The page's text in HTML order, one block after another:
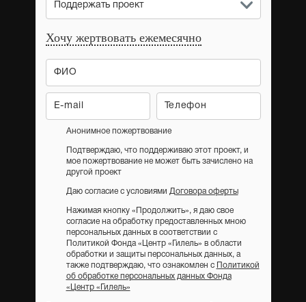
Поддержать проект
Хочу жертвовать ежемесячно
Анонимное пожертвование
Подтверждаю, что поддерживаю этот проект, и
мое пожертвование не может быть зачислено на
другой проект
Даю согласие с условиями Договора оферты
Нажимая кнопку «Продолжить», я даю свое
согласие на обработку предоставленных мною
персональных данных в соответствии с
Политикой Фонда «Центр «Гилель» в области
обработки и защиты персональных данных, а
также подтверждаю, что ознакомлен с
Политикой
об обработке персональных данных Фонда
«Центр «Гилель»